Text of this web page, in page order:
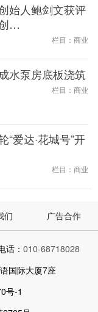
始人鲍剑文获评
…
栏目：商业
水泵房底板浇筑
栏目：商业
“爱达·花城号”开
栏目：商业
们 广告合作
： 010-68718028
国际大厦7座
号-1